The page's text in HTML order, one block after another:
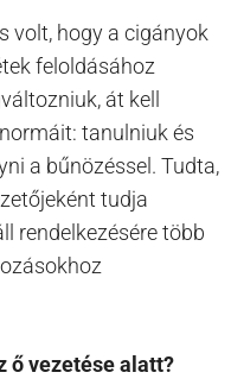
volt, hogy a cigányok
feloldásához
át kell
tanulniuk és
a bűnözéssel. Tudta,
tudja
rendelkezésére több
ő vezetése alatt?